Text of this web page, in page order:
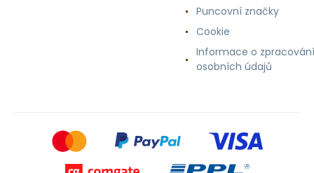
Puncovní značky
Cookie
Informace o zpracování
osobních údajů